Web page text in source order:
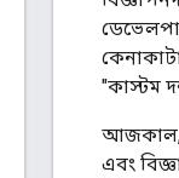
"কাস্টম
আজকাল,
এবং